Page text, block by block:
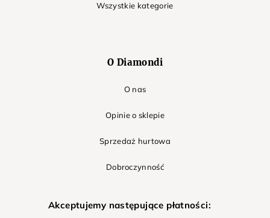
Wszystkie kategorie
O Diamondi
O nas
Opinie o sklepie
Sprzedaż hurtowa
Dobroczynność
Akceptujemy następujące płatności: